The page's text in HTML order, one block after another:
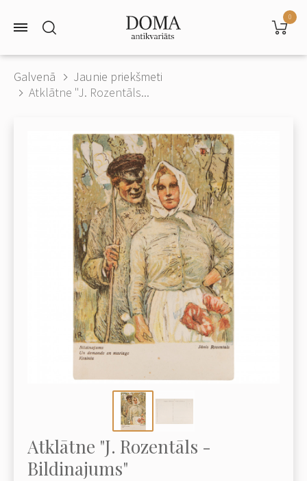
0
Galvenā
Jaunie priekšmeti
Atklātne "J. Rozentāls...
Atklātne "J. Rozentāls -
Bildinajums"